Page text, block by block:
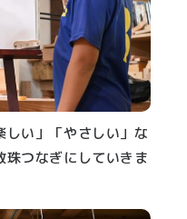
しい」「やさしい」な
珠つなぎにしていきま